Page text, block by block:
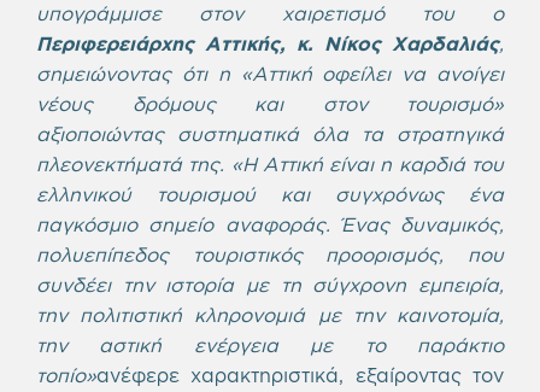
υπογράμμισε στον χαιρετισμό του ο
Περιφερειάρχης Αττικής, κ. Νίκος Χαρδαλιάς,
σημειώνοντας ότι η «Αττική οφείλει να ανοίγει
νέους δρόμους και στον τουρισμό»
αξιοποιώντας συστηματικά όλα τα στρατηγικά
πλεονεκτήματά της. «Η Αττική είναι η καρδιά του
ελληνικού τουρισμού και συγχρόνως ένα
παγκόσμιο σημείο αναφοράς. Ένας δυναμικός,
πολυεπίπεδος τουριστικός προορισμός, που
συνδέει την ιστορία με τη σύγχρονη εμπειρία,
την πολιτιστική κληρονομιά με την καινοτομία,
την αστική ενέργεια με το παράκτιο
τοπίο»ανέφερε χαρακτηριστικά, εξαίροντας τον